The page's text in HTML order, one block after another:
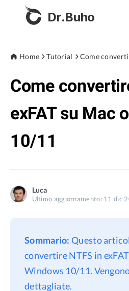
Dr.Buho
Prodotti
BuhoCleaner
BuhoLaunchpad
Negozio
Blog
Privacy
Refund Policy
Home Tutorial
Come
exFAT su Mac
10/11
Luca
Ultimo aggiornamento: 11 dic
Sommario: Questo
convertire NTFS in
Windows 10/11.
dettagliate.